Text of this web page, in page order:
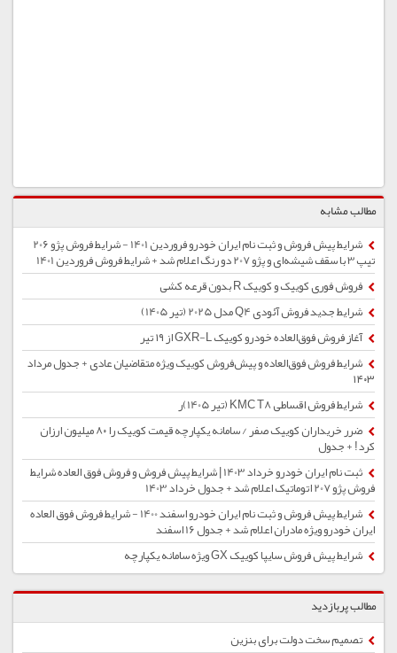
مطالب مشابه
شرایط پیش فروش و ثبت نام ایران خودرو فروردین 1401 - شرایط فروش پژو 206
تیپ 3 با سقف شیشه‌ای و پژو 207 دو رنگ اعلام شد + شرایط فروش فروردین 1401
فروش فوری کوییک و کوییک R بدون قرعه کشی
شرایط جدید فروش آئودی Q4 مدل 2025 (تیر 1405)
آغاز فروش فوق‌العاده خودرو کوییک GXR-L از ۱۹ تیر
شرایط فروش فوق‌العاده و پیش‌فروش کوییک ویژه متقاضیان عادی + جدول مرداد
۱۴۰۳
شرایط فروش اقساطی KMC T8 (تیر 1405)ر
ضرر خریداران کوییک صفر / سامانه یکپارچه قیمت کوییک را ۸۰ میلیون ارزان
کرد! + جدول
ثبت نام ایران خودرو خرداد 1403 | شرایط پیش فروش و فروش فوق العاده شرایط
فروش پژو 207 اتوماتیک اعلام شد + جدول خرداد 1403
شرایط پیش فروش و ثبت نام ایران خودرو اسفند 1400 - شرایط فروش فوق العاده
ایران خودرو ویژه مادران اعلام شد + جدول 16 اسفند
شرایط پیش فروش سایپا کوییک GX ویژه سامانه یکپارچه
مطالب پربازدید
تصمیم سخت دولت برای بنزین